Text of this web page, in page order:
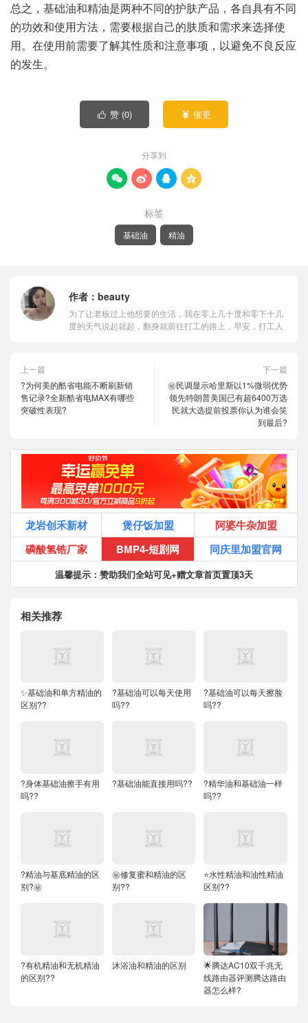
总之，基础油和精油是两种不同的护肤产品，各自具有不同
的功效和使用方法，需要根据自己的肤质和需求来选择使
用。在使用前需要了解其性质和注意事项，以避免不良反应
的发生。
 赞 (0)  催更
分享到
   
标签
基础油 精油
作者： beauty
为了让老板过上他想要的生活，我在零上几十度和零下十几
度的天气说起就起，翻身就前往打工的路上，早安，打工人
上一篇
?为何美的酷省电能不断刷新销
售记录?全新酷省电MAX有哪些
突破性表现?
下一篇
㊙️民调显示哈里斯以1%微弱优势
领先特朗普美国已有超6400万选
民就大选提前投票你认为谁会笑
到最后?
龙岩创禾新材 煲仔饭加盟
阿婆牛杂加盟
磷酸氢锆厂家
BMP4-短剧网 同庆里加盟官网
温馨提示：赞助我们全站可见+赠文章首页置顶3天
相关推荐
✨基础油和单方精油的
区别??
?基础油可以每天使用
吗??
?基础油可以每天擦脸
吗??
?身体基础油擦手有用
吗??
?基础油能直接用吗??
?精华油和基础油一样
吗??
?精油与基底精油的区
别?㊙️
㊙️修复蜜和精油的区
别??
⭐水性精油和油性精油
区别??
?有机精油和无机精油
的区别??
沐浴油和精油的区别
🌟腾达AC10双千兆无
线路由器评测腾达路由
器怎么样?